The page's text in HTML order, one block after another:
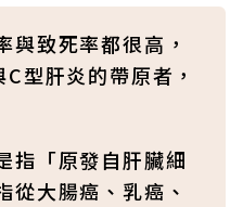
與致死率都很高，
型肝炎的帶原者，
指「原發自肝臟細
從大腸癌、乳癌、